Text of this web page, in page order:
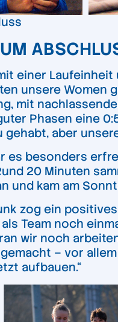
einer
unsere
mit
Phasen eine
aber
es besonders
20 Minuten
und kam am
zog ein
Team noch
wir noch
– vor
aufbauen.“